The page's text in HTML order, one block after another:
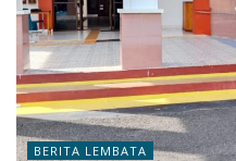
BERITA LEMBATA